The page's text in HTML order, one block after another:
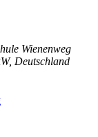
Wienenweg
Deutschland